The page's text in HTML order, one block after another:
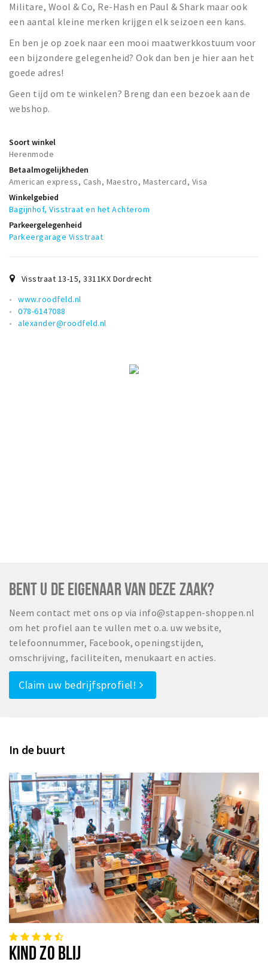
Inloggen
Militare, Wool & Co, Re-Hash en Paul & Shark maar ook
een aantal kleine merken krijgen elk seizoen een kans.
En ben je op zoek naar een mooi maatwerkkostuum voor
een bijzondere gelegenheid? Ook dan ben je hier aan het
goede adres!
Geen tijd om te winkelen? Breng dan een bezoek aan de
webshop.
Soort winkel
Herenmode
Betaalmogelijkheden
American express, Cash, Maestro, Mastercard, Visa
Winkelgebied
Bagijnhof, Visstraat en het Achterom
Parkeergelegenheid
Parkeergarage Visstraat
Visstraat 13-15,3311KX Dordrecht
www.roodfeld.nl
078-6147088
alexander@roodfeld.nl
BENT U DE EIGENAAR VAN DEZE ZAAK?
Neem contact met ons op via info@stappen-shoppen.nl
om het profiel aan te vullen met o.a. uw website,
telefoonnummer, Facebook, openingstijden,
omschrijving, faciliteiten, menukaart en acties.
Claim uw bedrijfsprofiel!
In de buurt
KIND ZO BLIJ